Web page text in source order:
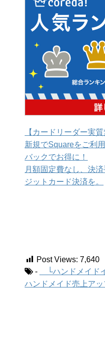
【カードリーダー実
新規でSquareをご利
バックでお得に！
月額固定費なし、決
ジットカード決済を。
Post Views: 7,640
-
└ハンドメイド
ハンドメイド売上アッ